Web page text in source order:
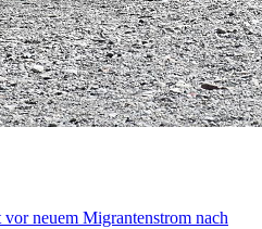
neuem Migrantenstrom nach